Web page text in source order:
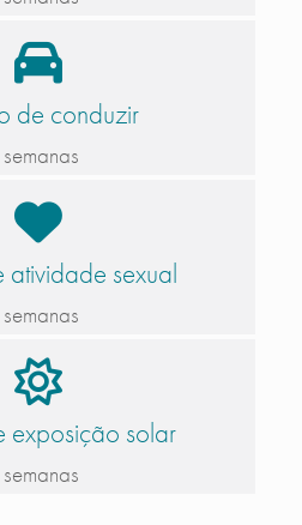
de conduzir
atividade sexual
exposição solar